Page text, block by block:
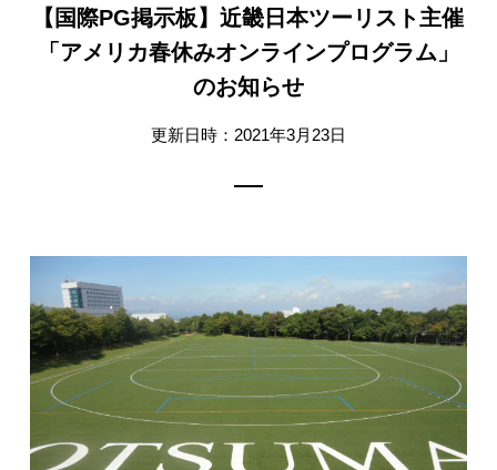
学校生活
【国際PG掲示板】近畿日本ツーリスト主催
「アメリカ春休みオンラインプログラム」
のお知らせ
更新日時：2021年3月23日